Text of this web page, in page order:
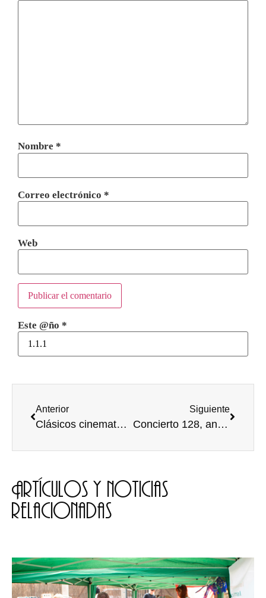
Nombre *
Correo electrónico *
Web
Este @ño *
Anterior
Clásicos cinematográficos: Frankenstein (1931)
Siguiente
Concierto 128, aniversario de Guateke
Artículos y noticias
relacionadas